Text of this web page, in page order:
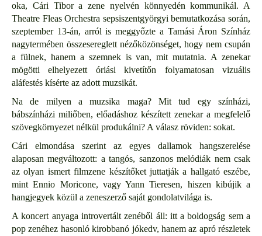
oka, Cári Tibor a zene nyelvén könnyedén kommunikál. A
Theatre Fleas Orchestra sepsiszentgyörgyi bemutatkozása során,
szeptember 13-án, arról is meggyőzte a Tamási Áron Színház
nagytermében összesereglett nézőközönséget, hogy nem csupán
a fülnek, hanem a szemnek is van, mit mutatnia. A zenekar
mögötti elhelyezett óriási kivetítőn folyamatosan vizuális
aláfestés kísérte az adott muzsikát.
Na de milyen a muzsika maga? Mit tud egy színházi,
bábszínházi miliőben, előadáshoz készített zenekar a megfelelő
szövegkörnyezet nélkül produkálni? A válasz röviden: sokat.
Cári elmondása szerint az egyes dallamok hangszerelése
alaposan megváltozott: a tangós, sanzonos melódiák nem csak
az olyan ismert filmzene készítőket juttatják a hallgató eszébe,
mint Ennio Moricone, vagy Yann Tieresen, hiszen kibújik a
hangjegyek közül a zeneszerző saját gondolatvilága is.
A koncert anyaga introvertált zenéből áll: itt a boldogság sem a
pop zenéhez hasonló kirobbanó jókedv, hanem az apró részletek